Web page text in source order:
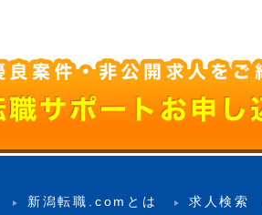
新潟転職.comとは 求人検索